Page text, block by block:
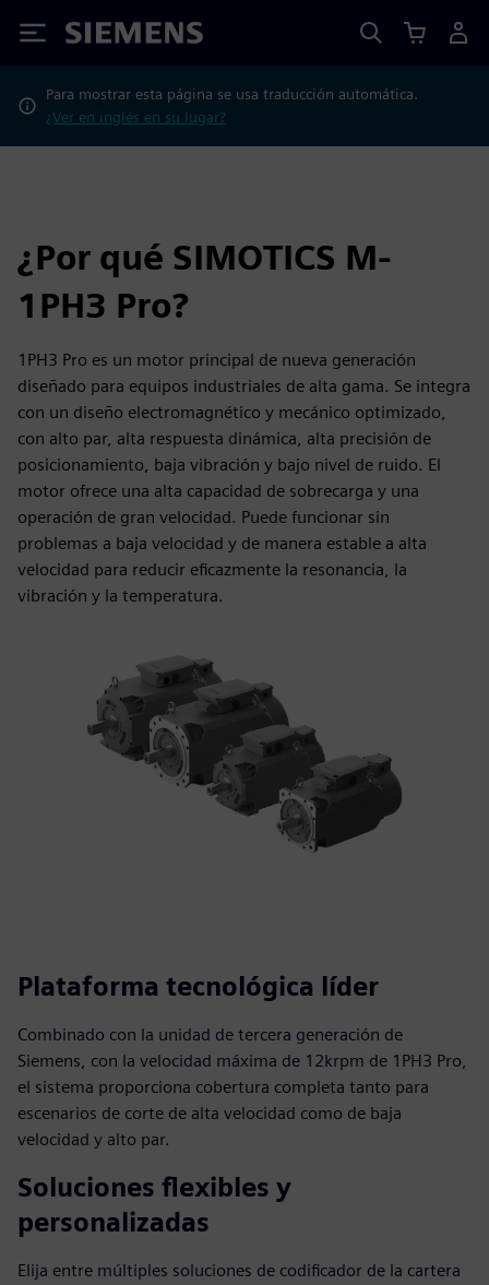
Siemens
Para mostrar esta página se usa traducción automática.
¿Ver en inglés en su lugar?
¿Por qué SIMOTICS M-
1PH3 Pro?
1PH3 Pro es un motor principal de nueva generación
diseñado para equipos industriales de alta gama. Se integra
con un diseño electromagnético y mecánico optimizado,
con alto par, alta respuesta dinámica, alta precisión de
posicionamiento, baja vibración y bajo nivel de ruido. El
motor ofrece una alta capacidad de sobrecarga y una
operación de gran velocidad. Puede funcionar sin
problemas a baja velocidad y de manera estable a alta
velocidad para reducir eficazmente la resonancia, la
vibración y la temperatura.
Plataforma tecnológica líder
Combinado con la unidad de tercera generación de
Siemens, con la velocidad máxima de 12krpm de 1PH3 Pro,
el sistema proporciona cobertura completa tanto para
escenarios de corte de alta velocidad como de baja
velocidad y alto par.
Soluciones flexibles y
personalizadas
Elija entre múltiples soluciones de codificador de la cartera